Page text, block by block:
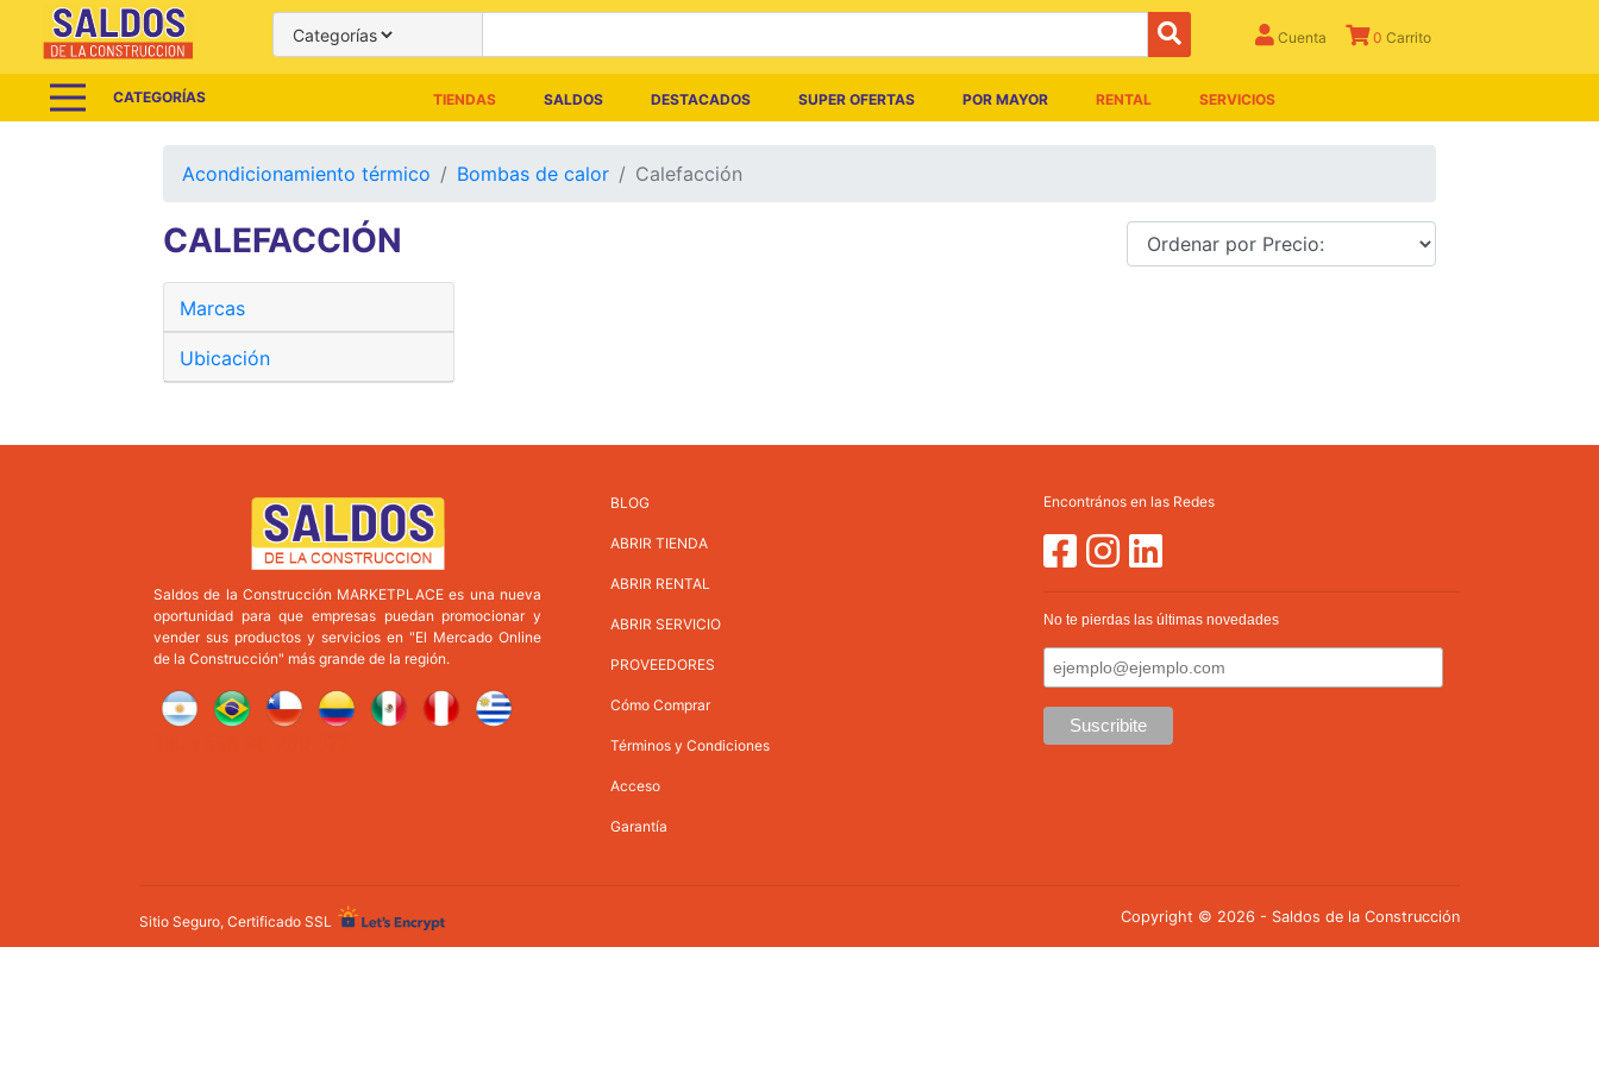
Cuenta 0 Carrito
CATEGORÍAS TIENDAS SALDOS DESTACADOS SUPER OFERTAS POR MAYOR RENTAL SERVICIOS
Acondicionamiento térmico Bombas de calor Calefacción
CALEFACCIÓN
Marcas
Ubicación
Saldos de la Construcción MARKETPLACE es una nueva
oportunidad para que empresas puedan promocionar y
vender sus productos y servicios en "El Mercado Online
de la Construcción" más grande de la región.
BLOG
ABRIR TIENDA
ABRIR RENTAL
ABRIR SERVICIO
PROVEEDORES
Cómo Comprar
Términos y Condiciones
Acceso
Garantía
Encontrános en las Redes
No te pierdas las últimas novedades
Sitio Seguro, Certificado SSL Copyright © 2026 - Saldos de la Construcción